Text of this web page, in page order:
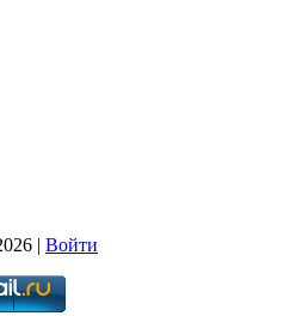
| Войти